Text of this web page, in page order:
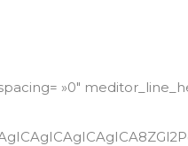
»0″